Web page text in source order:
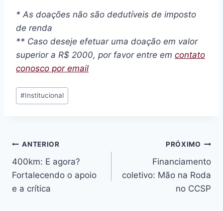
* As doações não são dedutíveis de imposto
de renda
** Caso deseje efetuar uma doação em valor
superior a R$ 2000, por favor entre em contato
conosco por email
Tags
do
#Institucional
Navegação
de
Post
ANTERIOR
400km: E agora?
Fortalecendo o apoio
e a crítica
PRÓXIMO
Financiamento
coletivo: Mão na Roda
no CCSP